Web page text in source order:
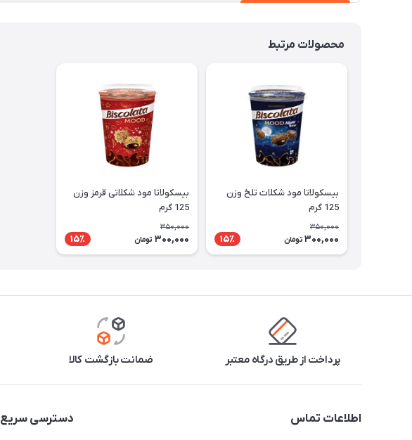
محصولات مرتبط
بیسکولاتا مود شکلات تلخ وزن
125 گرم
350,000
300,000 تومان 15٪
بیسکولاتا مود شکلاتی قرمز وزن
125 گرم
350,000
300,000 تومان 15٪
پرداخت از طریق درگاه معتبر ضمانت بازگشت کالا
اطلاعات تماس دسترسی سریع